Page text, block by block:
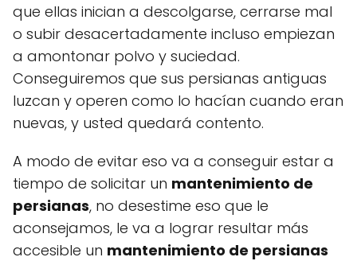
que ellas inician a descolgarse, cerrarse mal
o subir desacertadamente incluso empiezan
a amontonar polvo y suciedad.
Conseguiremos que sus persianas antiguas
luzcan y operen como lo hacían cuando eran
nuevas, y usted quedará contento.
A modo de evitar eso va a conseguir estar a
tiempo de solicitar un mantenimiento de
persianas, no desestime eso que le
aconsejamos, le va a lograr resultar más
accesible un mantenimiento de persianas